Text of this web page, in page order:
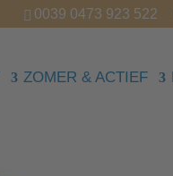
0039 0473 923 522
ZOMER & ACTIEF